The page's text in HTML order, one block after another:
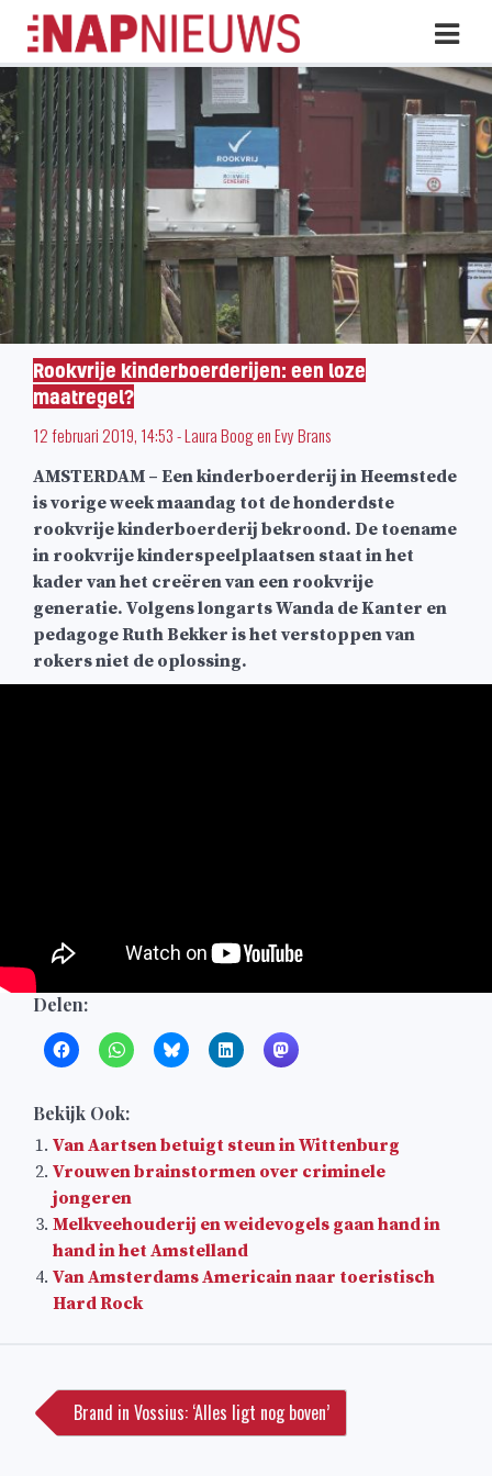
Skip
naar
inhoud
Rookvrije kinderboerderijen: een loze
maatregel?
12 februari 2019, 14:53-Laura BoogenEvy Brans
AMSTERDAM – Een kinderboerderij in Heemstede
is vorige week maandag tot de honderdste
rookvrije kinderboerderij bekroond. De toename
in rookvrije kinderspeelplaatsen staat in het
kader van het creëren van een rookvrije
generatie. Volgens longarts Wanda de Kanter en
pedagoge Ruth Bekker is het verstoppen van
rokers niet de oplossing.
Delen:
Bekijk Ook:
Van Aartsen betuigt steun in Wittenburg
Vrouwen brainstormen over criminele
jongeren
Melkveehouderij en weidevogels gaan hand in
hand in het Amstelland
Van Amsterdams Americain naar toeristisch
Hard Rock
navigatie
Brand in Vossius: ‘Alles ligt nog boven’